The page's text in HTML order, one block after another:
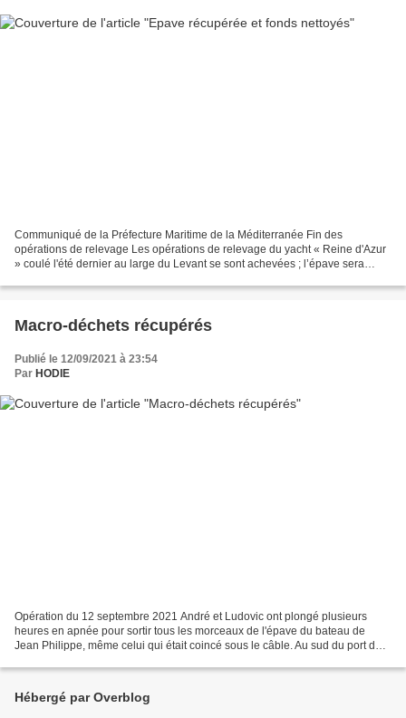
Communiqué de la Préfecture Maritime de la Méditerranée Fin des
opérations de relevage Les opérations de relevage du yacht « Reine d'Azur
» coulé l'été dernier au large du Levant se sont achevées ; l’épave sera
Macro-déchets récupérés
Publié le 12/09/2021 à 23:54
Par HODIE
Opération du 12 septembre 2021 André et Ludovic ont plongé plusieurs
heures en apnée pour sortir tous les morceaux de l'épave du bateau de
Jean Philippe, même celui qui était coincé sous le câble. Au sud du port de
Hébergé par Overblog